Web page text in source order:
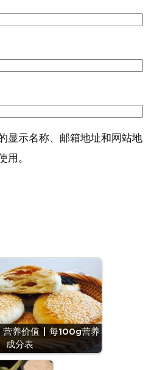
显示名称、邮箱地址和网站地
用。
营养价值 | 每100g营养
成分表